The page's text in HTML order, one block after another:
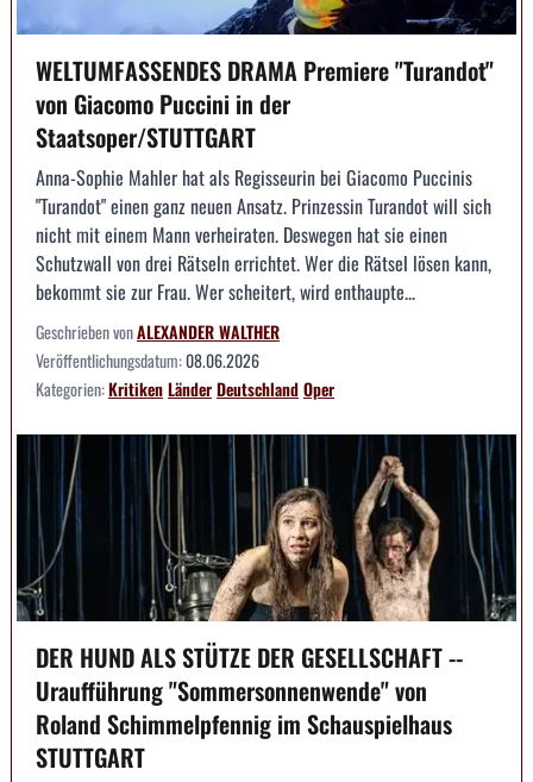
WELTUMFASSENDES DRAMA Premiere "Turandot"
von Giacomo Puccini in der
Staatsoper/STUTTGART
Anna-Sophie Mahler hat als Regisseurin bei Giacomo Puccinis
"Turandot" einen ganz neuen Ansatz. Prinzessin Turandot will sich
nicht mit einem Mann verheiraten. Deswegen hat sie einen
Schutzwall von drei Rätseln errichtet. Wer die Rätsel lösen kann,
bekommt sie zur Frau. Wer scheitert, wird enthaupte...
Geschrieben vonALEXANDER WALTHER
Veröffentlichungsdatum:08.06.2026
Kategorien:KritikenLänderDeutschlandOper
DER HUND ALS STÜTZE DER GESELLSCHAFT --
Uraufführung "Sommersonnenwende" von
Roland Schimmelpfennig im Schauspielhaus
STUTTGART